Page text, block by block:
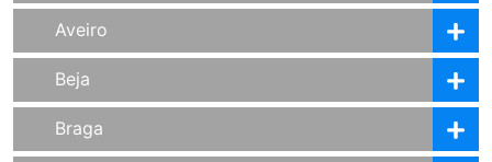
Aveiro
Beja
Braga